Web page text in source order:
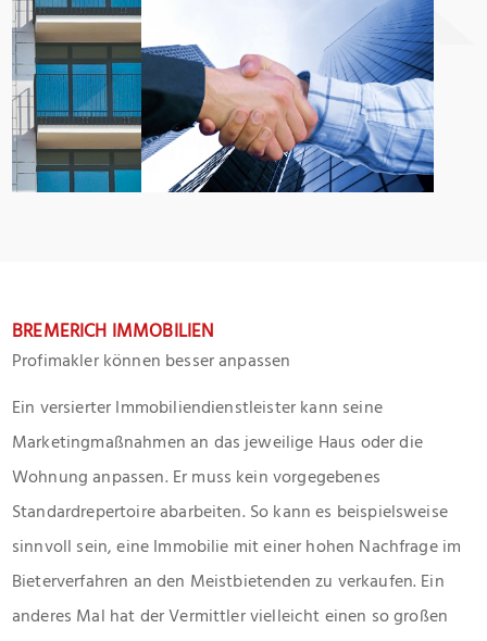
BREMERICH IMMOBILIEN
Profimakler können besser anpassen
Ein versierter Immobiliendienstleister kann seine
Marketingmaßnahmen an das jeweilige Haus oder die
Wohnung anpassen. Er muss kein vorgegebenes
Standardrepertoire abarbeiten. So kann es beispielsweise
sinnvoll sein, eine Immobilie mit einer hohen Nachfrage im
Bieterverfahren an den Meistbietenden zu verkaufen. Ein
anderes Mal hat der Vermittler vielleicht einen so großen